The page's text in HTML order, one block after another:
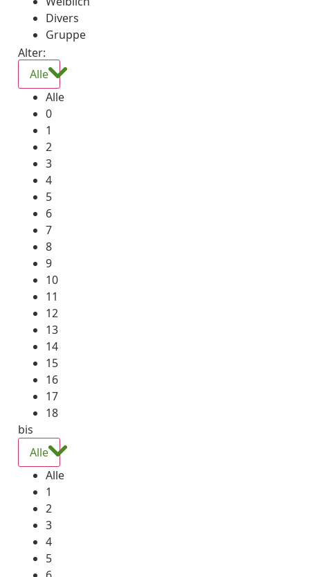
Divers
Gruppe
Alter:
Alle
Alle
0
1
2
3
4
5
6
7
8
9
10
11
12
13
14
15
16
17
18
bis
Alle
Alle
1
2
3
4
5